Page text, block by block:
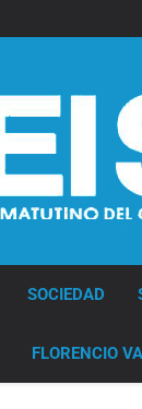
SOCIEDAD
FLORENCIO